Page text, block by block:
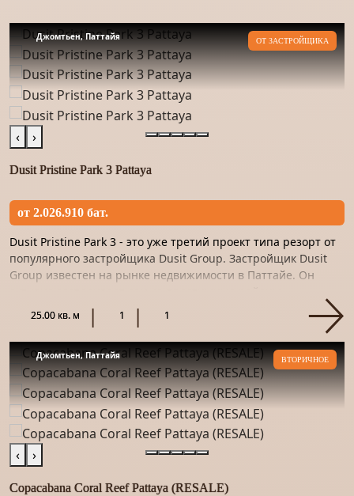
Джомтьен, Паттайя ОТ ЗАСТРОЙЩИКА
‹ ›
Dusit Pristine Park 3 Pattaya
от 2.026.910 бат.
Dusit Pristine Park 3 - это уже третий проект типа резорт от
популярного застройщика Dusit Group. Застройщик Dusit
Group известен на рынке недвижимости в Паттайе. Он
25.00 кв. м 1 1
Джомтьен, Паттайя ВТОРИЧНОЕ
‹ ›
Copacabana Coral Reef Pattaya (RESALE)